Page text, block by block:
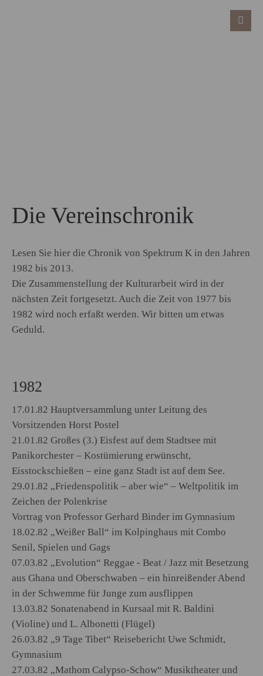
Die Vereinschronik
Lesen Sie hier die Chronik von Spektrum K in den Jahren
1982 bis 2013.
Die Zusammenstellung der Kulturarbeit wird in der
nächsten Zeit fortgesetzt. Auch die Zeit von 1977 bis
1982 wird noch erfaßt werden. Wir bitten um etwas
Geduld.
1982
17.01.82 Hauptversammlung unter Leitung des
Vorsitzenden Horst Postel
21.01.82 Großes (3.) Eisfest auf dem Stadtsee mit
Panikorchester – Kostümierung erwünscht,
Eisstockschießen – eine ganz Stadt ist auf dem See.
29.01.82 „Friedenspolitik – aber wie“ – Weltpolitik im
Zeichen der Polenkrise
Vortrag von Professor Gerhard Binder im Gymnasium
18.02.82 „Weißer Ball“ im Kolpinghaus mit Combo
Senil, Spielen und Gags
07.03.82 „Evolution“ Reggae - Beat / Jazz mit Besetzung
aus Ghana und Oberschwaben – ein hinreißender Abend
in der Schwemme für Junge zum ausflippen
13.03.82 Sonatenabend in Kursaal mit R. Baldini
(Violine) und L. Albonetti (Flügel)
26.03.82 „9 Tage Tibet“ Reisebericht Uwe Schmidt,
Gymnasium
27.03.82 „Mathom Calypso-Schow“ Musiktheater und